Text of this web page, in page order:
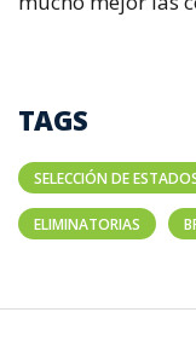
TAGS
SELECCIÓN DE
ELIMINATORIAS